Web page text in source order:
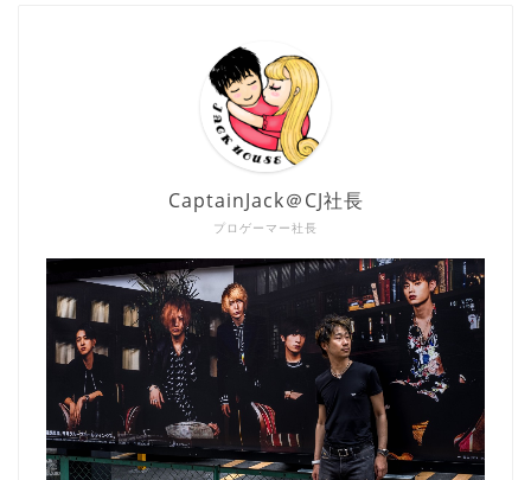
プロゲーマー社長
CaptainJack＠CJ社長